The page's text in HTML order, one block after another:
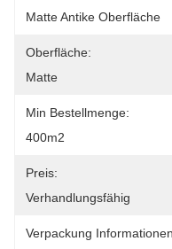
Matte Antike Oberfläche
Oberfläche:
Matte
Min Bestellmenge:
400m2
Preis:
Verhandlungsfähig
Verpackung